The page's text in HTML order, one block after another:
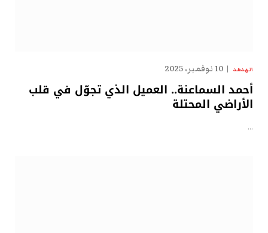
الهدهد 10 نوفمبر، 2025
أحمد السماعنة.. العميل الذي تجوّل في قلب
الأراضي المحتلة
…